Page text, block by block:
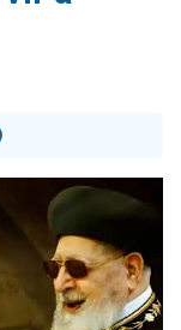
Sauvez la jambe de Yohan
groupe sur Zoom
Torah-Box Music